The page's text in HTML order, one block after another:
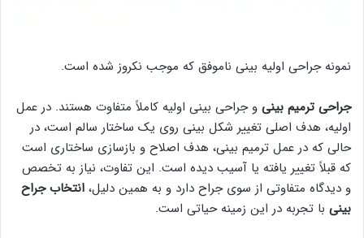
نمونه جراحی اولیه بینی ناموفق که موجب نکروز شده است.
جراحی ترمیم بینی و جراحی بینی اولیه کاملاً متفاوت هستند. در عمل
اولیه، هدف اصلی تغییر شکل بینی روی یک ساختار سالم است، در
حالی که در عمل ترمیم بینی، هدف اصلاح و بازسازی ساختاری است
که قبلاً تغییر یافته یا آسیب دیده است. این تفاوت، نیاز به تخصص
و دیدگاه متفاوتی از سوی جراح دارد و به همین دلیل، انتخاب جراح
بینی با تجربه در این زمینه حیاتی است.